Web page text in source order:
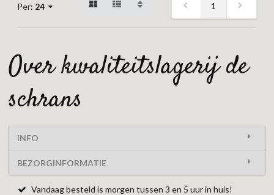
Per: 24 1
over kwaliteitslagerij de
schrans
INFO
BEZORGINFORMATIE
Vandaag besteld is morgen tussen 3 en 5 uur in huis!